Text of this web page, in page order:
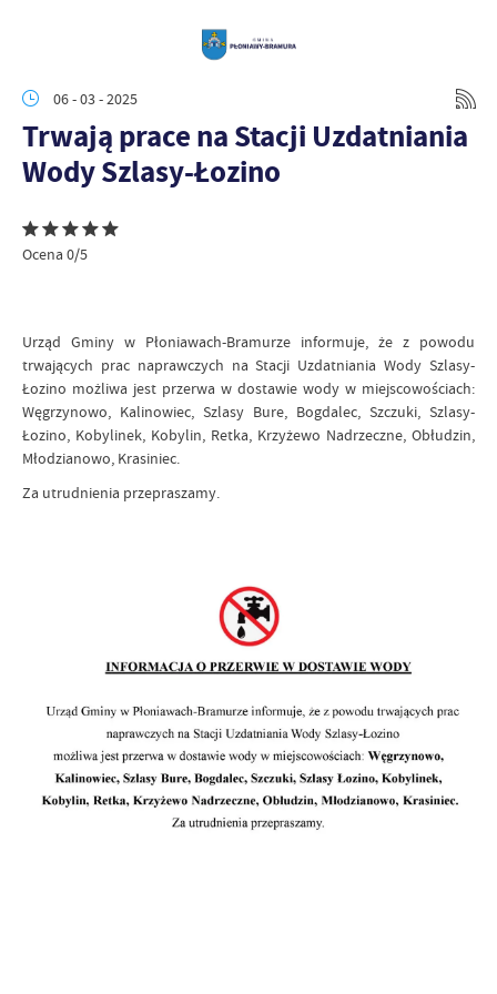
06 - 03 - 2025
Trwają prace na Stacji Uzdatniania
Wody Szlasy-Łozino
Ocena 0/5
Urząd Gminy w Płoniawach-Bramurze informuje, że z powodu
trwających prac naprawczych na Stacji Uzdatniania Wody Szlasy-
Łozino możliwa jest przerwa w dostawie wody w miejscowościach:
Węgrzynowo, Kalinowiec, Szlasy Bure, Bogdalec, Szczuki, Szlasy-
Łozino, Kobylinek, Kobylin, Retka, Krzyżewo Nadrzeczne, Obłudzin,
Młodzianowo, Krasiniec.
Za utrudnienia przepraszamy.